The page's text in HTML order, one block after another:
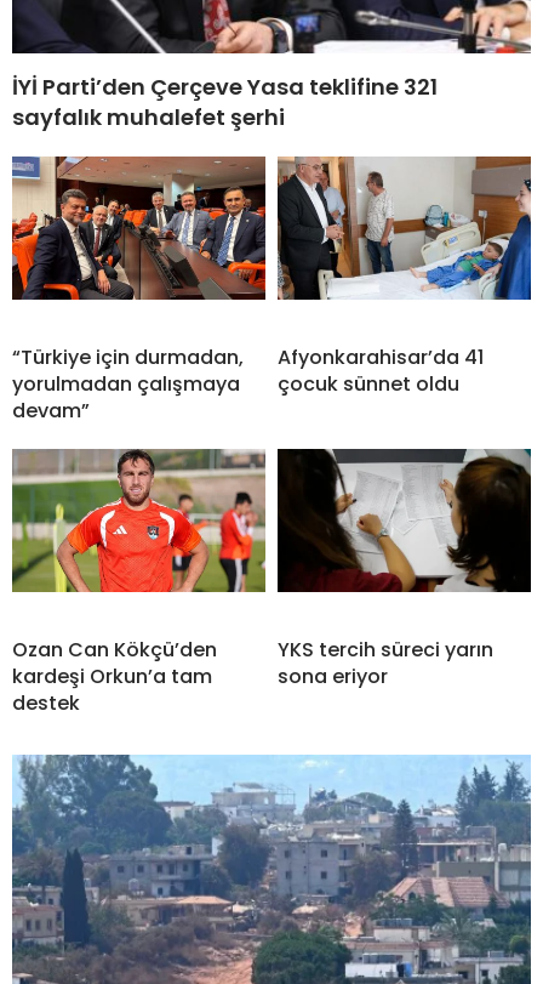
İYİ Parti’den Çerçeve Yasa teklifine 321
sayfalık muhalefet şerhi
“Türkiye için durmadan,
yorulmadan çalışmaya
devam”
Afyonkarahisar’da 41
çocuk sünnet oldu
Ozan Can Kökçü’den
kardeşi Orkun’a tam
destek
YKS tercih süreci yarın
sona eriyor